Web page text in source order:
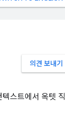
의견 보내기
스트에서 옥텟 직